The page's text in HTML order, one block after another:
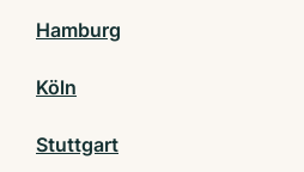
Hamburg
Köln
Stuttgart